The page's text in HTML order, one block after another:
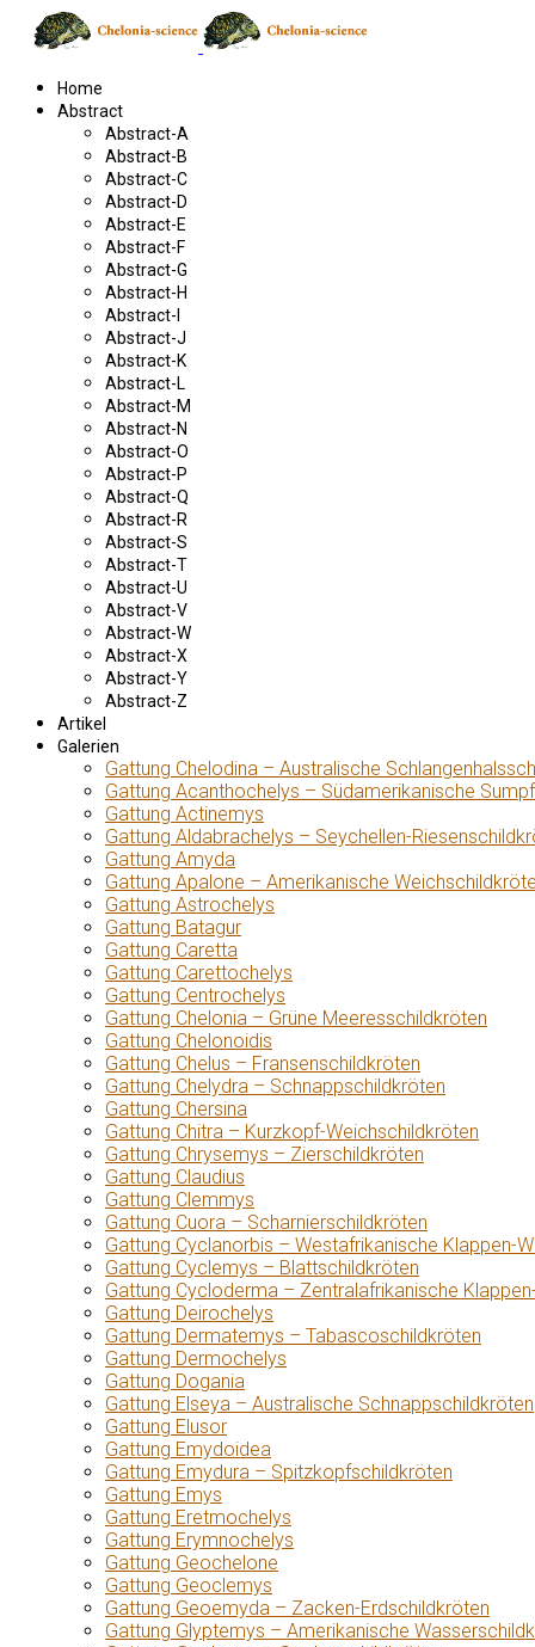
Home
Abstract
Abstract-A
Abstract-B
Abstract-C
Abstract-D
Abstract-E
Abstract-F
Abstract-G
Abstract-H
Abstract-I
Abstract-J
Abstract-K
Abstract-L
Abstract-M
Abstract-N
Abstract-O
Abstract-P
Abstract-Q
Abstract-R
Abstract-S
Abstract-T
Abstract-U
Abstract-V
Abstract-W
Abstract-X
Abstract-Y
Abstract-Z
Artikel
Galerien
Gattung Chelodina – Australische
Gattung Acanthochelys – Südamerikanische
Gattung Actinemys
Gattung Aldabrachelys – Seychellen-
Gattung Amyda
Gattung Apalone – Amerikanische
Gattung Astrochelys
Gattung Batagur
Gattung Caretta
Gattung Carettochelys
Gattung Centrochelys
Gattung Chelonia – Grüne Meeresschildkröten
Gattung Chelonoidis
Gattung Chelus – Fransenschildkröten
Gattung Chelydra – Schnappschildkröten
Gattung Chersina
Gattung Chitra – Kurzkopf-Weichschildkröten
Gattung Chrysemys – Zierschildkröten
Gattung Claudius
Gattung Clemmys
Gattung Cuora – Scharnierschildkröten
Gattung Cyclanorbis – Westafrikanische Klappen-
Gattung Cyclemys – Blattschildkröten
Gattung Cycloderma – Zentralafrikanische
Gattung Deirochelys
Gattung Dermatemys – Tabascoschildkröten
Gattung Dermochelys
Gattung Dogania
Gattung Elseya – Australische Schnappschildkröten
Gattung Elusor
Gattung Emydoidea
Gattung Emydura – Spitzkopfschildkröten
Gattung Emys
Gattung Eretmochelys
Gattung Erymnochelys
Gattung Geochelone
Gattung Geoclemys
Gattung Geoemyda – Zacken-Erdschildkröten
Gattung Glyptemys – Amerikanische